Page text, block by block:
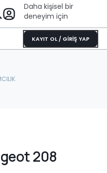
Daha kişisel bir
deneyim için
KAYIT OL / GİRİŞ YAP
208